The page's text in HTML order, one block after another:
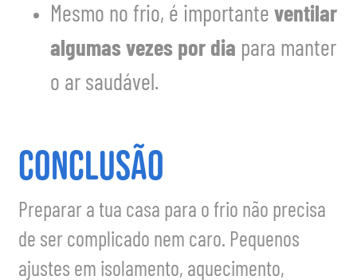
Mesmo no frio, é importante ventilar
algumas vezes por dia para manter
o ar saudável.
Conclusão
Preparar a tua casa para o frio não precisa
de ser complicado nem caro. Pequenos
ajustes em isolamento, aquecimento,